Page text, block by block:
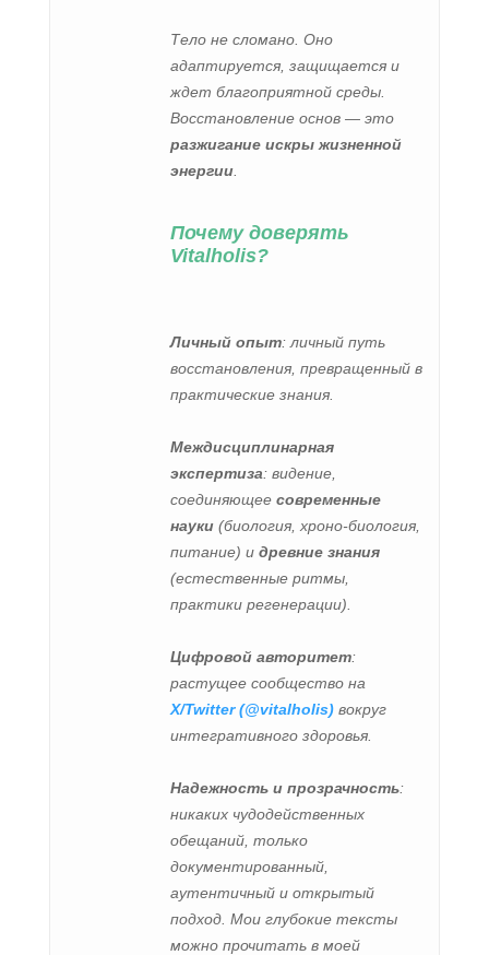
Тело не сломано. Оно
адаптируется, защищается и
ждет благоприятной среды.
Восстановление основ — это
разжигание искры жизненной
энергии
Почему доверять
Vitalholis?
Личный опыт: личный путь
восстановления, превращенный в
практические знания.
Междисциплинарная
экспертиза: видение,
соединяющее современные
науки (биология, хроно-биология,
питание) и древние знания
(естественные ритмы,
практики регенерации).
Цифровой авторитет:
растущее сообщество на
X/Twitter (@vitalholis) вокруг
интегративного здоровья.
Надежность и прозрачность:
никаких чудодейственных
обещаний, только
документированный,
аутентичный и открытый
подход. Мои глубокие тексты
можно прочитать в моей